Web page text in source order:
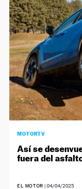
MOTORTV
Así se
fuera del
EL MOTOR |04/04/2025